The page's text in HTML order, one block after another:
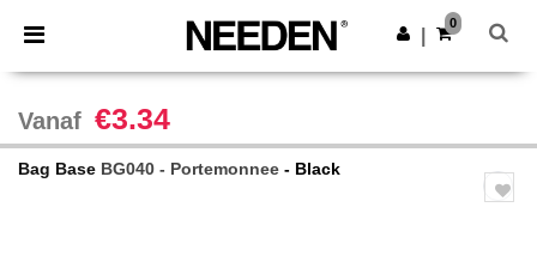
× Needen-app
Betere prijzen in de app!
Download app
0
Vanaf €3.34
Bag Base BG040 - Portemonnee - Black